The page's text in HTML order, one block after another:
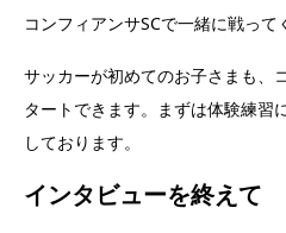
コンフィアンサSCで一緒に戦って
サッカーが初めてのお子さまも、
タートできます。まずは体験練習
しております。
インタビューを終えて